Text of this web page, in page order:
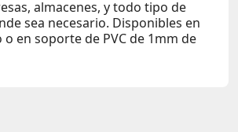
almacenes, y todo tipo de
sea necesario. Disponibles en
en soporte de PVC de 1mm de